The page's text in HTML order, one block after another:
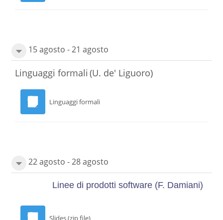
15 agosto - 21 agosto
Linguaggi formali (U. de' Liguoro)
Linguaggi formali
22 agosto - 28 agosto
Linee di prodotti software (F. Damiani)
Slides (zip file)